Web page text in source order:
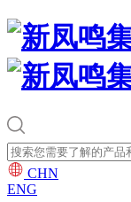
CHN
ENG